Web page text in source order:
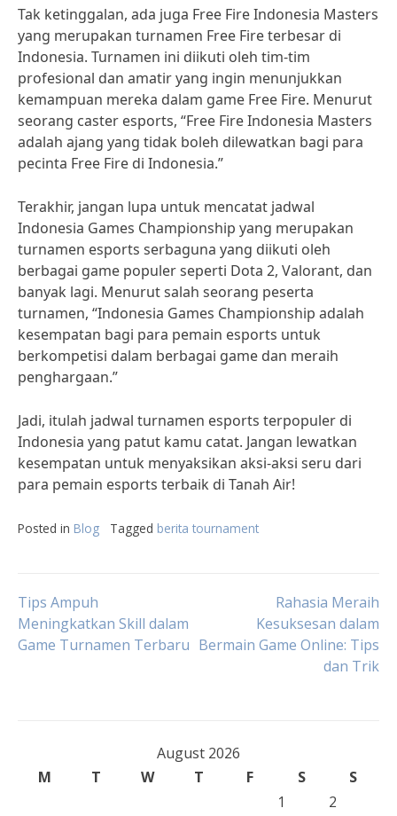
Tak ketinggalan, ada juga Free Fire Indonesia Masters
yang merupakan turnamen Free Fire terbesar di
Indonesia. Turnamen ini diikuti oleh tim-tim
profesional dan amatir yang ingin menunjukkan
kemampuan mereka dalam game Free Fire. Menurut
seorang caster esports, “Free Fire Indonesia Masters
adalah ajang yang tidak boleh dilewatkan bagi para
pecinta Free Fire di Indonesia.”
Terakhir, jangan lupa untuk mencatat jadwal
Indonesia Games Championship yang merupakan
turnamen esports serbaguna yang diikuti oleh
berbagai game populer seperti Dota 2, Valorant, dan
banyak lagi. Menurut salah seorang peserta
turnamen, “Indonesia Games Championship adalah
kesempatan bagi para pemain esports untuk
berkompetisi dalam berbagai game dan meraih
penghargaan.”
Jadi, itulah jadwal turnamen esports terpopuler di
Indonesia yang patut kamu catat. Jangan lewatkan
kesempatan untuk menyaksikan aksi-aksi seru dari
para pemain esports terbaik di Tanah Air!
Posted in Blog Tagged berita tournament
Post
navigation
Tips Ampuh
Meningkatkan Skill dalam
Game Turnamen Terbaru
Rahasia Meraih
Kesuksesan dalam
Bermain Game Online: Tips
dan Trik
August 2026
M
T W T F S
S
1
2